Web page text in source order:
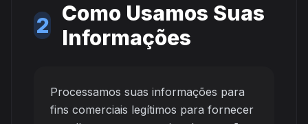
2 Como Usamos Suas
Informações
Processamos suas informações para
fins comerciais legítimos para fornecer